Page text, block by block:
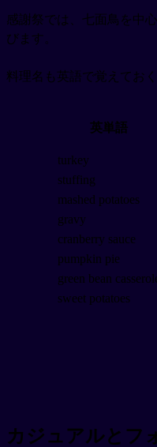
感謝祭では、七面鳥を中
びます。
料理名も英語で覚えてお
英単語
turkey
stuffing
mashed potatoes
gravy
cranberry sauce
pumpkin pie
green bean
sweet potatoes
カジュアルとフ